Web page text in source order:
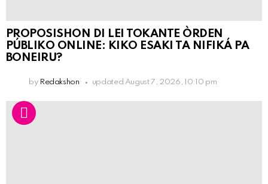
PROPOSISHON DI LEI TOKANTE ÒRDEN
PÚBLIKO ONLINE: KIKO ESAKI TA NIFIKÁ PA
BONEIRU?
by Redakshon updated August 7, 2026, 10:10 pm